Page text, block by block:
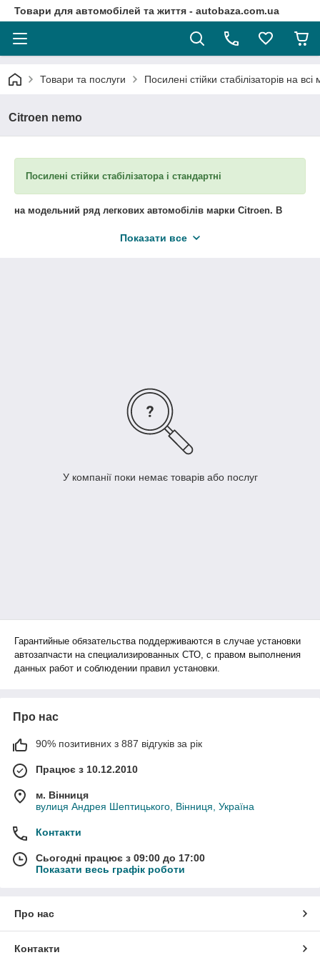
Товари для автомобілей та життя - autobaza.com.ua
Товари та послуги Посилені стійки стабілізаторів на
Citroen nemo
Посилені стійки стабілізатора і стандартні
на модельний ряд легкових автомобілів марки Citroen. В
Показати все
У компанії поки немає товарів або послуг
Гарантийные обязательства поддерживаются в случае установки
автозапчасти на специализированных СТО, с правом выполнения
данных работ и соблюдении правил установки.
Про нас
90% позитивних з 887 відгуків за рік
Працює з 10.12.2010
м. Вінниця
вулиця Андрея Шептицького, Вінниця, Україна
Контакти
Сьогодні працює з 09:00 до 17:00
Показати весь графік роботи
Про нас
Контакти